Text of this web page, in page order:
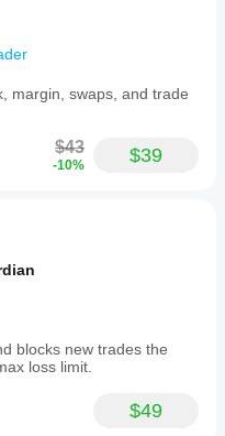
margin, swaps, and trade
$43
-10% $39
blocks new trades the
loss limit.
$49